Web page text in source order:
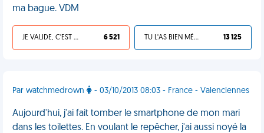
ma bague. VDM
JE VALIDE, C'EST UNE VDM 6 521 TU L'AS BIEN MÉRITÉ 13 125
Par watchmedrown - 03/10/2013 08:03 - France - Valenciennes
Aujourd'hui, j'ai fait tomber le smartphone de mon mari
dans les toilettes. En voulant le repêcher, j'ai aussi noyé la